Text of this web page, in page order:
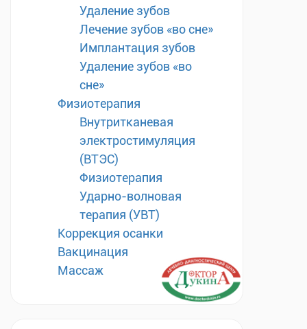
Удаление зубов
Лечение зубов «во сне»
Имплантация зубов
Удаление зубов «во
сне»
Физиотерапия
Внутритканевая
электростимуляция
(ВТЭС)
Физиотерапия
Ударно-волновая
терапия (УВТ)
Коррекция осанки
Вакцинация
Массаж